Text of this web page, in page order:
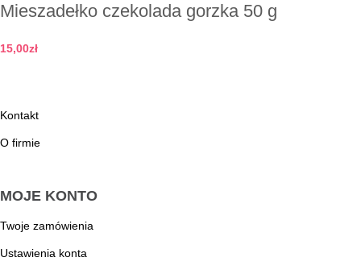
Mieszadełko czekolada gorzka 50 g
15,00zł
Kontakt
O firmie
MOJE KONTO
Twoje zamówienia
Ustawienia konta